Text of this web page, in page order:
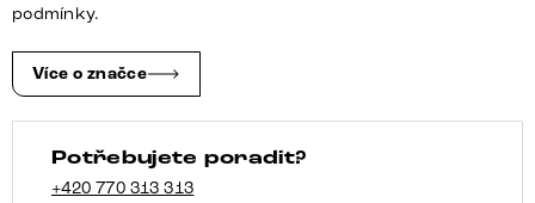
grafit
taštičkové
pružiny
množství
podmínky.
Více o značce
Potřebujete poradit?
+420 770 313 313